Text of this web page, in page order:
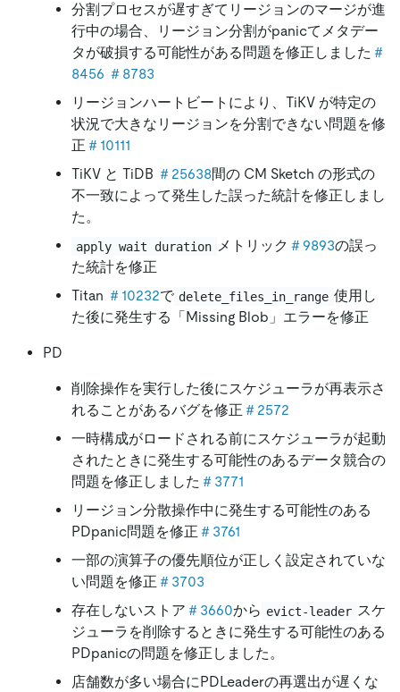
分割プロセスが遅すぎてリージョンのマージが進
行中の場合、リージョン分割がpanicてメタデー
タが破損する可能性がある問題を修正しました ＃
8456 ＃8783
リージョンハートビートにより、TiKV が特定の
状況で大きなリージョンを分割できない問題を修
正 ＃10111
TiKV と TiDB ＃25638間の CM Sketch の形式の
不一致によって発生した誤った統計を修正しまし
た。
apply wait duration メトリック ＃9893の誤っ
た統計を修正
Titan ＃10232で delete_files_in_range 使用し
た後に発生する「Missing Blob」エラーを修正
PD
削除操作を実行した後にスケジューラが再表示さ
れることがあるバグを修正 ＃2572
一時構成がロードされる前にスケジューラが起動
されたときに発生する可能性のあるデータ競合の
問題を修正しました ＃3771
リージョン分散操作中に発生する可能性のある
PDpanic問題を修正 ＃3761
一部の演算子の優先順位が正しく設定されていな
い問題を修正 ＃3703
存在しないストア ＃3660から evict-leader スケ
ジューラを削除するときに発生する可能性のある
PDpanicの問題を修正しました。
店舗数が多い場合にPDLeaderの再選出が遅くな